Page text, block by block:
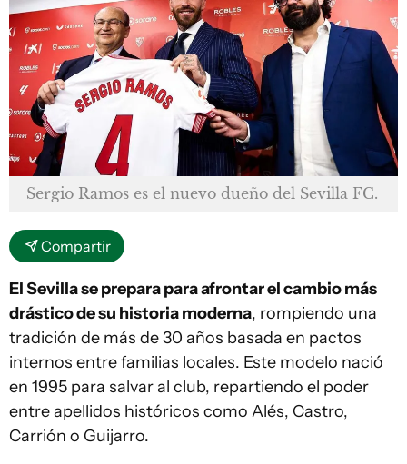
Sergio Ramos es el nuevo dueño del Sevilla FC.
Compartir
El Sevilla se prepara para afrontar el cambio más
drástico de su historia moderna, rompiendo una
tradición de más de 30 años basada en pactos
internos entre familias locales. Este modelo nació
en 1995 para salvar al club, repartiendo el poder
entre apellidos históricos como Alés, Castro,
Carrión o Guijarro.